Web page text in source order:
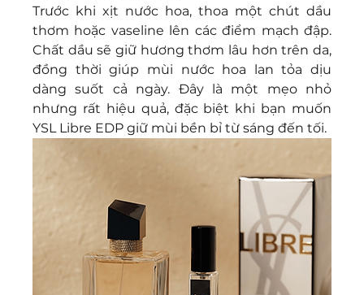
Trước khi xịt nước hoa, thoa một chút dầu
thơm hoặc vaseline lên các điểm mạch đập.
Chất dầu sẽ giữ hương thơm lâu hơn trên da,
đồng thời giúp mùi nước hoa lan tỏa dịu
dàng suốt cả ngày. Đây là một mẹo nhỏ
nhưng rất hiệu quả, đặc biệt khi bạn muốn
YSL Libre EDP giữ mùi bền bỉ từ sáng đến tối.